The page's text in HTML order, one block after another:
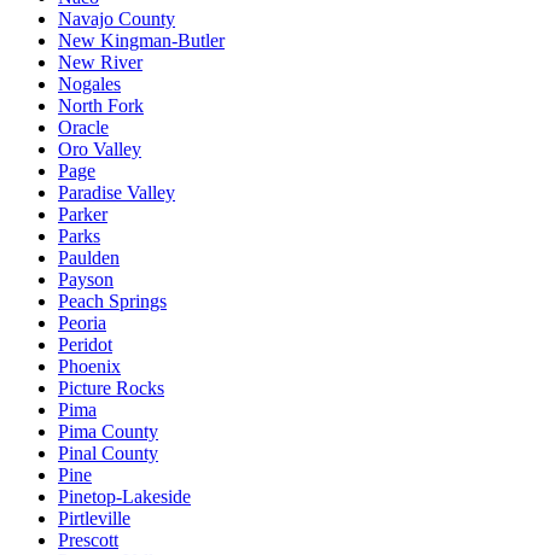
Navajo County
New Kingman-Butler
New River
Nogales
North Fork
Oracle
Oro Valley
Page
Paradise Valley
Parker
Parks
Paulden
Payson
Peach Springs
Peoria
Peridot
Phoenix
Picture Rocks
Pima
Pima County
Pinal County
Pine
Pinetop-Lakeside
Pirtleville
Prescott